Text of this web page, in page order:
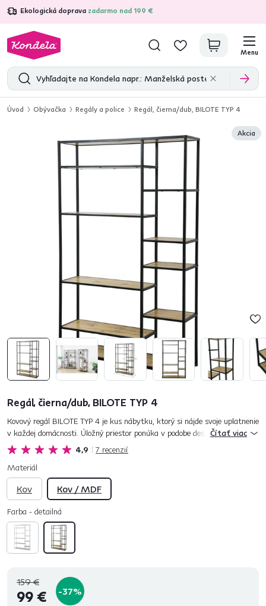
Ekologická doprava zadarmo nad 199 €
4,7 31 285overených produktových recenzií
Menu
Úvod Obývačka Regály a police Regál, čierna/dub, BILOTE TYP 4
Akcia
Regál, čierna/dub, BILOTE TYP 4
4,9 7 recenzií
Kovový regál BILOTE TYP 4 je kus nábytku, ktorý si nájde svoje uplatnenie
v každej domácnosti. Úložný priestor ponúka v podobe desiatich políc.
Jeho kovová konštrukcia v čiernej farbe mu dodáva sta...
Čítať viac
Materiál
Kov Kov / MDF
Farba - detailná
159 €
99 € -37%